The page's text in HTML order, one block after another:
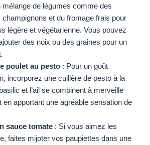
mélange de légumes comme des
champignons et du fromage frais pour
légère et végétarienne. Vous pouvez
des noix ou des graines pour un
poulet au pesto : Pour un goût
incorporez une cuillère de pesto à la
et l’ail se combinent à merveille
en apportant une agréable sensation de
sauce tomate : Si vous aimez les
faites mijoter vos paupiettes dans une